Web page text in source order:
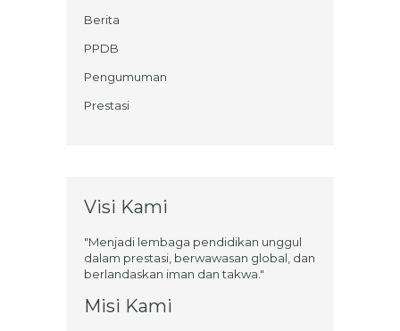
Berita
PPDB
Pengumuman
Prestasi
Visi Kami
"Menjadi lembaga pendidikan unggul
dalam prestasi, berwawasan global, dan
berlandaskan iman dan takwa."
Misi Kami